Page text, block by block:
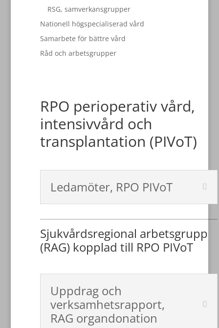
RSG, samverkansgrupper
Nationell högspecialiserad vård
Samarbete för bättre vård
Råd och arbetsgrupper
RPO perioperativ vård,
intensivvård och
transplantation (PIVoT)
Ledamöter, RPO PIVoT
Sjukvårdsregional arbetsgrupp
(RAG) kopplad till RPO PIVoT
Uppdrag och
verksamhetsrapport,
RAG organdonation